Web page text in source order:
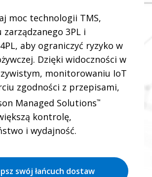
do
i napojów
się
moc technologii TMS,
3PL i
aby ograniczyć ryzyko w
Dzięki widoczności w
monitorowaniu IoT
zgodności z przepisami,
Managed Solutions™
kontrolę,
i wydajność.
swój łańcuch dostaw